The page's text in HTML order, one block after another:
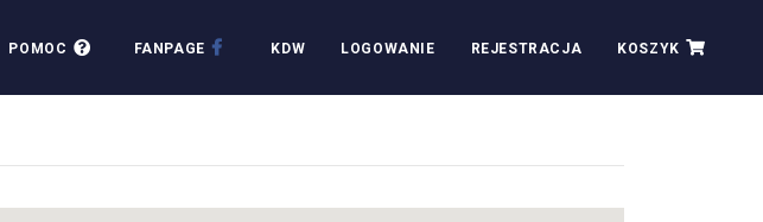
POMOC FANPAGE KDW LOGOWANIE REJESTRACJA KOSZYK